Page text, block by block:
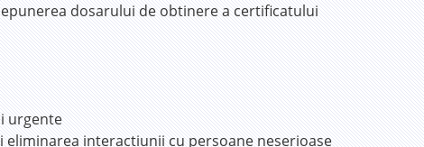
dosarului de obtinere a certificatului
urgente
interactiunii cu persoane neserioase